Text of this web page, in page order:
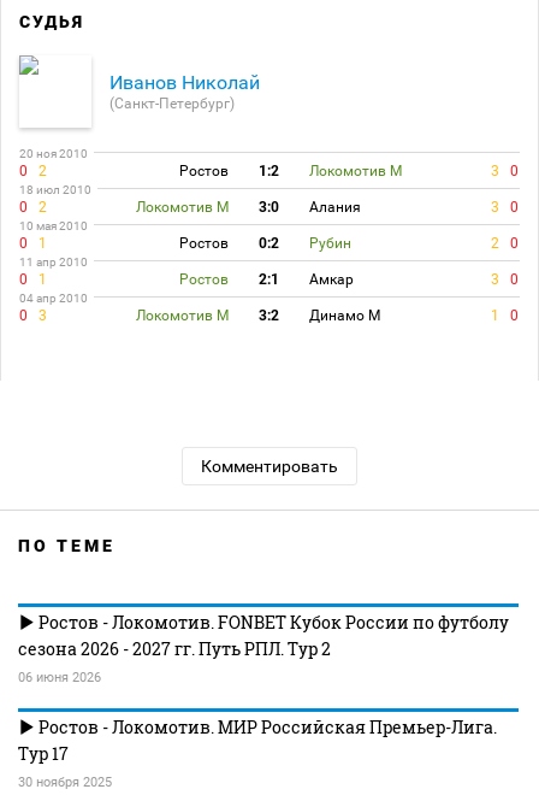
СУДЬЯ
Иванов Николай
(Санкт-Петербург)
20 ноя 2010
0 2 Ростов 1:2 Локомотив М 3 0
18 июл 2010
0 2 Локомотив М 3:0 Алания 3 0
10 мая 2010
0 1 Ростов 0:2 Рубин 2 0
11 апр 2010
0 1 Ростов 2:1 Амкар 3 0
04 апр 2010
0 3 Локомотив М 3:2 Динамо М 1 0
Комментировать
ПО ТЕМЕ
Ростов - Локомотив. FONBET Кубок России по футболу
сезона 2026 - 2027 гг. Путь РПЛ. Тур 2
06 июня 2026
Ростов - Локомотив. МИР Российская Премьер-Лига.
Тур 17
30 ноября 2025